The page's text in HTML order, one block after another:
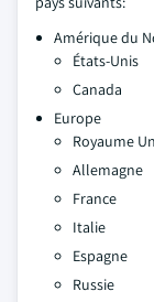
Amérique du
États-Unis
Canada
Europe
Royaume
Allemagne
France
Italie
Espagne
Russie